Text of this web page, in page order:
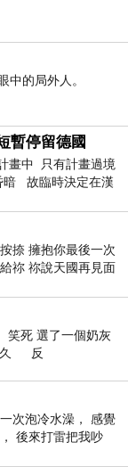
中的局外人。
暫停留德國
畫中 只有計畫過境
暗 故臨時決定在漢
捺 擁抱你最後一次
祢 祢說天國再見面
死 選了一個奶灰
久 反
次泡冷水澡， 感覺
後來打雷把我吵